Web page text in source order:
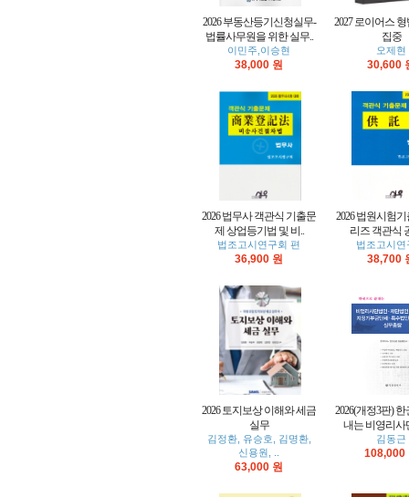
2026 부동산등기신청실무-
법률사무원을 위한 실무..
이민주,이승현
38,000 원
2027 로이어스
집중
오제현
30,600
2026 법무사 객관식 기출문
제 상업등기법 및 비..
법조고시연구회 편
36,900 원
2026 법원시험
리즈 객관식
법조고시연
38,700
2026 토지보상 이해와 세금
실무
김정환, 유승호, 김명환,
신용원, ..
63,000 원
2026(개정3판)
내는 비영리사
김동근
108,000